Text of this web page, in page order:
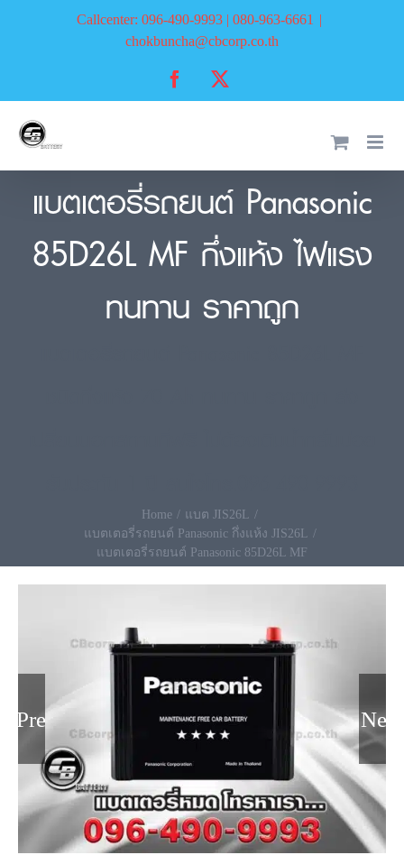
Callcenter: 096-490-9993 | 080-963-6661 |
chokbuncha@cbcorp.co.th
Facebook
แบตเตอรี่รถยนต์ Panasonic
85D26L MF กึ่งแห้ง ไฟแรง
ทนทาน ราคาถูก
Home
แบต JIS26L
แบตเตอรี่รถยนต์ Panasonic กึ่งแห้ง JIS26L
แบตเตอรี่รถยนต์ Panasonic 85D26L MF
Previous Next